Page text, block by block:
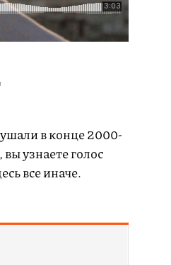
в конце 2000-
узнаете голос
все иначе.